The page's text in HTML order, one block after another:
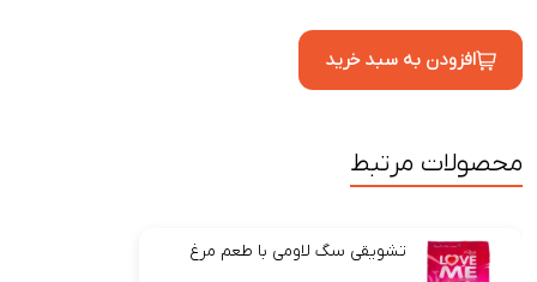
افزودن به سبد خرید
محصولات مرتبط
تشویقی سگ لاومی با طعم مرغ